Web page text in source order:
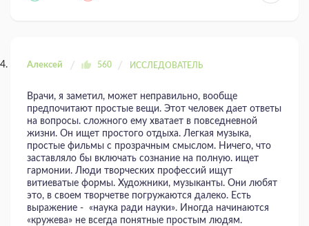
Алексей 560 ИССЛЕДОВАТЕЛЬ
Врачи, я заметил, может неправильно, вообще
предпочитают простые вещи. Этот человек дает ответы
на вопросы. сложного ему хватает в повседневной
жизни. Он ищет простого отдыха. Легкая музыка,
простые фильмы с прозрачным смыслом. Ничего, что
заставляло бы включать сознание на полную. ищет
гармонии. Люди творческих профессий ищут
витиеватые формы. Художники, музыканты. Они любят
это, в своем творчетве погружаются далеко. Есть
выражение - «наука ради науки». Иногда начинаются
«кружева» не всегда понятные простым людям.